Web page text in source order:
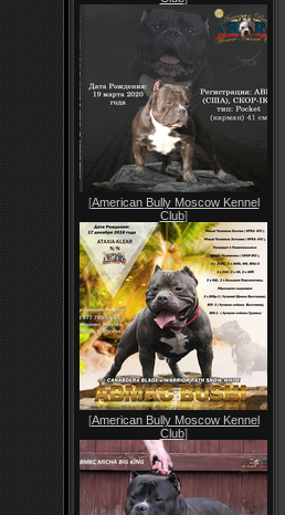
[American Bully Moscow Kennel
Club]
[American Bully Moscow Kennel
Club]